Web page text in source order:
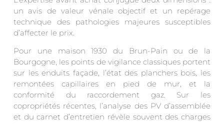
un avis de valeur vénale objectif et un repérage
technique des pathologies majeures susceptibles
d’affecter le prix.
Pour une maison 1930 du Brun-Pain ou de la
Bourgogne, les points de vigilance classiques portent
sur les enduits façade, l’état des planchers bois, les
remontées capillaires en pied de mur, et la
conformité du raccordement gaz. Sur les
copropriétés récentes, l’analyse des PV d’assemblée
et du carnet d’entretien révèle souvent des charges